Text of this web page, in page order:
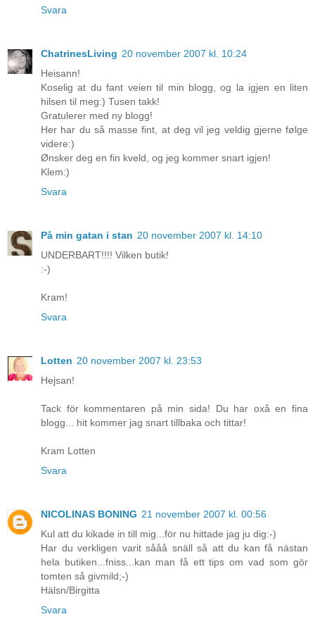
Svara
ChatrinesLiving 20 november 2007 kl. 10:24
Heisann!
Koselig at du fant veien til min blogg, og la igjen en liten
hilsen til meg:) Tusen takk!
Gratulerer med ny blogg!
Her har du så masse fint, at deg vil jeg veldig gjerne følge
videre:)
Ønsker deg en fin kveld, og jeg kommer snart igjen!
Klem:)
Svara
På min gatan i stan 20 november 2007 kl. 14:10
UNDERBART!!!! Vilken butik!
:-)
Kram!
Svara
Lotten 20 november 2007 kl. 23:53
Hejsan!
Tack för kommentaren på min sida! Du har oxå en fina
blogg... hit kommer jag snart tillbaka och tittar!
Kram Lotten
Svara
NICOLINAS BONING 21 november 2007 kl. 00:56
Kul att du kikade in till mig...för nu hittade jag ju dig:-)
Har du verkligen varit sååå snäll så att du kan få nästan
hela butiken...fniss...kan man få ett tips om vad som gör
tomten så givmild;-)
Hälsn/Birgitta
Svara